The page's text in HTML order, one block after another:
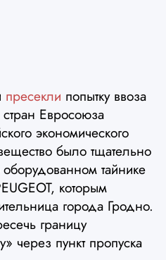
пресекли попытку ввоза
Евросоюза
экономического
было тщательно
тайнике
которым
города Гродно.
границу
через пункт пропуска